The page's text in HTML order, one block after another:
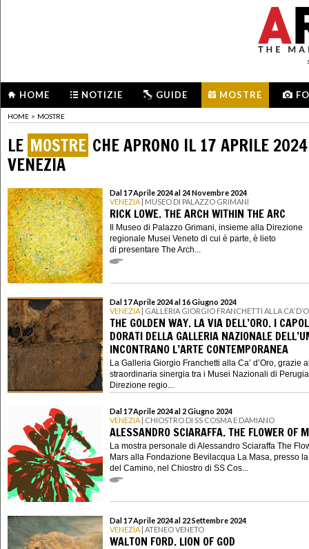
HOME NOTIZIE GUIDE MOSTRE
HOME > MOSTRE
LE MOSTRE CHE APRONO IL 17 APRILE
VENEZIA
Dal 17 Aprile 2024 al 24 Novembre 2024
VENEZIA | MUSEO DI PALAZZO GRIMANI
RICK LOWE. THE ARCH WITHIN THE ARC
Il Museo di Palazzo Grimani, insieme alla Direzione
regionale Musei Veneto di cui è parte, è lieto
di presentare The Arch...
Dal 17 Aprile 2024 al 16 Giugno 2024
VENEZIA | GALLERIA GIORGIO FRANCHETTI ALLA CA’
THE GOLDEN WAY. LA VIA DELL’ORO. I
DORATI DELLA GALLERIA NAZIONALE
INCONTRANO L’ARTE CONTEMPORANEA
La Galleria Giorgio Franchetti alla Ca’ d’Oro, grazie
straordinaria sinergia tra i Musei Nazionali di
Direzione regio...
Dal 17 Aprile 2024 al 2 Giugno 2024
VENEZIA | CHIOSTRO DI SS COSMA E DAMIANO
ALESSANDRO SCIARAFFA. THE FLOWER OF
La mostra personale di Alessandro Sciaraffa The
Mars alla Fondazione Bevilacqua La Masa, presso
del Camino, nel Chiostro di SS Cos...
Dal 17 Aprile 2024 al 22 Settembre 2024
VENEZIA | ATENEO VENETO
WALTON FORD. LION OF GOD